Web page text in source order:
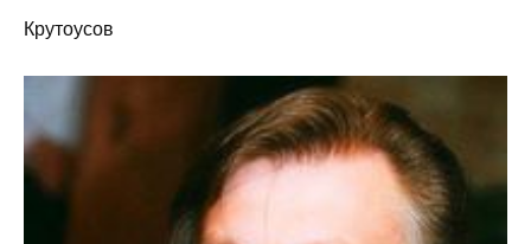
Крутоусов